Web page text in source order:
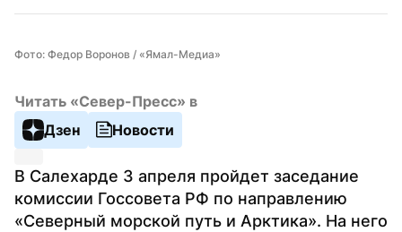
Фото: Федор Воронов / «Ямал-Медиа»
Читать «Север-Пресс» в
Дзен
Новости
В Салехарде 3 апреля пройдет заседание
комиссии Госсовета РФ по направлению
«Северный морской путь и Арктика». На него